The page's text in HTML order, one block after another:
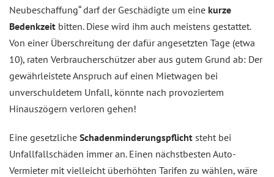
Neubeschaffung“ darf der Geschädigte um eine kurze
Bedenkzeit bitten. Diese wird ihm auch meistens gestattet.
Von einer Überschreitung der dafür angesetzten Tage (etwa
10), raten Verbraucherschützer aber aus gutem Grund ab: Der
gewährleistete Anspruch auf einen Mietwagen bei
unverschuldetem Unfall, könnte nach provoziertem
Hinauszögern verloren gehen!
Eine gesetzliche Schadenminderungspflicht steht bei
Unfallfallschäden immer an. Einen nächstbesten Auto-
Vermieter mit vielleicht überhöhten Tarifen zu wählen, wäre